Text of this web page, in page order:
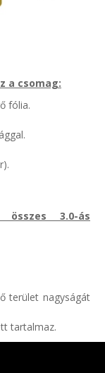
a csomag:
fólia.
3.0-ás
terület nagyságát
tartalmaz.